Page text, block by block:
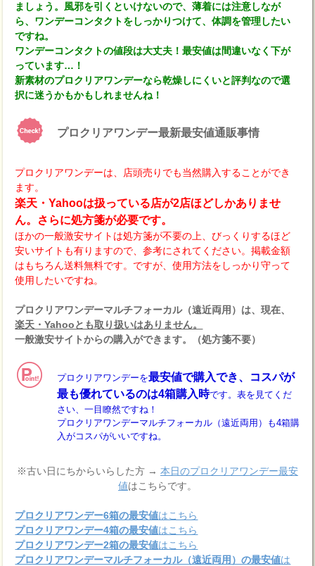
ましょう。風邪を引くといけないので、薄着には注意しなが
ら、ワンデーコンタクトをしっかりつけて、体調を管理したい
ですね。
ワンデーコンタクトの値段は大丈夫！最安値は間違いなく下が
っています…！
新素材のプロクリアワンデーなら乾燥しにくいと評判なので選
択に迷うかもかもしれませんね！
プロクリアワンデー最新最安値通販事情
プロクリアワンデーは、店頭売りでも当然購入することができ
ます。
楽天・Yahooは扱っている店が2店ほどしかありませ
ん。さらに処方箋が必要です。
ほかの一般激安サイトは処方箋が不要の上、びっくりするほど
安いサイトも有りますので、参考にされてください。掲載金額
はもちろん送料無料です。ですが、使用方法をしっかり守って
使用したいですね。
プロクリアワンデーマルチフォーカル（遠近両用）は、現在、
楽天・Yahooとも取り扱いはありません。
一般激安サイトからの購入ができます。（処方箋不要）
プロクリアワンデーを最安値で購入でき、コスパが
最も優れているのは4箱購入時です。表を見てくだ
さい、一目瞭然ですね！
プロクリアワンデーマルチフォーカル（遠近両用）も4箱購
入がコスパがいいですね。
※古い日にちからいらした方 → 本日のプロクリアワンデー最安
値はこちらです。
プロクリアワンデー6箱の最安値はこちら
プロクリアワンデー4箱の最安値はこちら
プロクリアワンデー2箱の最安値はこちら
プロクリアワンデーマルチフォーカル（遠近両用）の最安値は